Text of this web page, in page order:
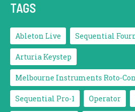
TAGS
Ableton Live Sequential
Arturia Keystep
Melbourne Instruments Roto-
Sequential Pro-1 Operator